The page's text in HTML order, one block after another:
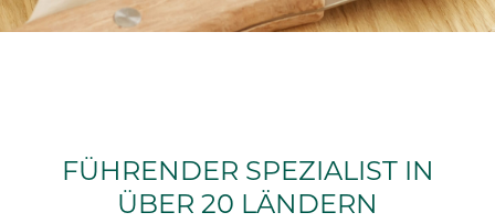
FÜHRENDER SPEZIALIST IN
ÜBER 20 LÄNDERN